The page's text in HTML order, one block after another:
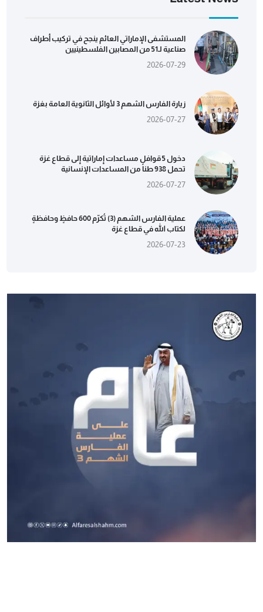
المستشفى الإماراتي العائم ينجح في تركيب أطراف
صناعية لـ51 من المصابين الفلسطينيين
2026-07-29
زيارة الفارس الشهم 3 لأوائل الثانوية العامة بغزة
2026-07-27
دخول 5 قوافل مساعدات إماراتية إلى قطاع غزة
تحمل 938 طناً من المساعدات الإنسانية
2026-07-27
عملية الفارس الشهم (3) تُكرّم 600 حافظٍ وحافظةٍ
لكتاب الله في قطاع غزة
2026-07-23